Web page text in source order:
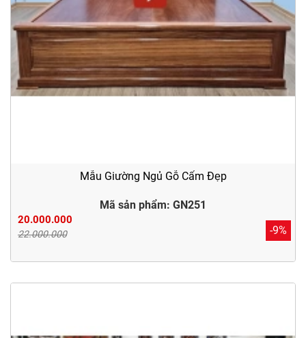
Mẫu Giường Ngủ Gỗ Cẩm Đẹp
Mã sản phẩm: GN251
20.000.000
22.000.000 -9%